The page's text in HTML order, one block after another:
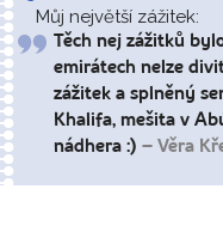
Můj největší zážitek:
Těch nej zážitků
emirátech nelze
zážitek a splněný
Khalifa, mešita v
nádhera :) – Věra